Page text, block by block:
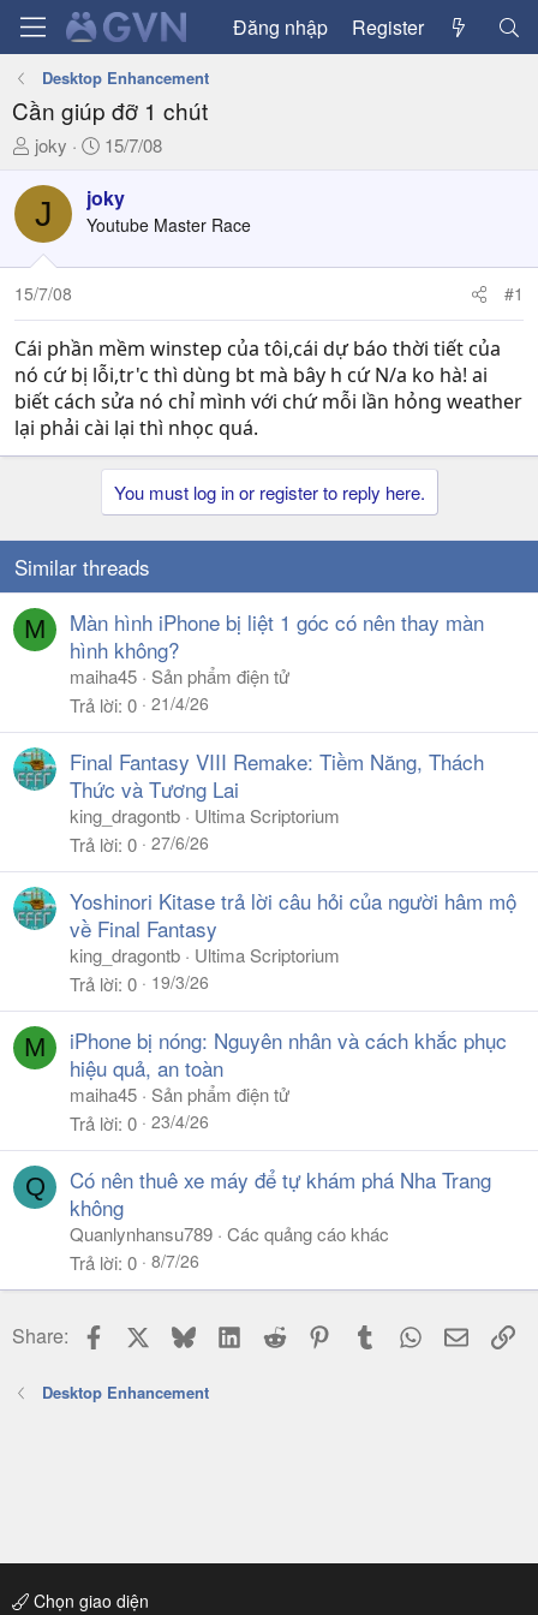
Đăng nhập Register
Desktop Enhancement
Cần giúp đỡ 1 chút
T
r
e
a
d
s
t
a
r
t
e
joky
N
à
y
ử
15/7/08
J joky
Youtube Master Race
15/7/08 #1
Cái phần mềm winstep của tôi,cái dự báo thời tiết của
nó cứ bị lỗi,tr'c thì dùng bt mà bây h cứ N/a ko hà! ai
biết cách sửa nó chỉ mình với chứ mỗi lần hỏng weather
lại phải cài lại thì nhọc quá.
You must log in or register to reply here.
Similar threads
M
Màn hình iPhone bị liệt 1 góc có nên thay màn
hình không?
maiha45
Sản phẩm điện tử
Trả lời 0 21/4/26
Final Fantasy VIII Remake: Tiềm Năng, Thách
Thức và Tương Lai
king_dragontb
Ultima Scriptorium
Trả lời 0 27/6/26
Yoshinori Kitase trả lời câu hỏi của người hâm mộ
về Final Fantasy
king_dragontb
Ultima Scriptorium
Trả lời 0 19/3/26
M
iPhone bị nóng: Nguyên nhân và cách khắc phục
hiệu quả, an toàn
maiha45
Sản phẩm điện tử
Trả lời 0 23/4/26
Q
Có nên thuê xe máy để tự khám phá Nha Trang
không
Quanlynhansu789 Các quảng cáo khác
Trả lời 0 8/7/26
Share: Facebook BlueskyLinkedIn
Reddit PinterestTumblr WhatsApp
Email
Desktop Enhancement
Chọn giao diện